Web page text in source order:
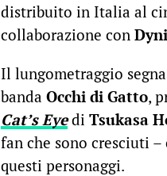
distribuito in Italia al
collaborazione con
Il lungometraggio
banda Occhi di Gatto,
Cat’s Eye di Tsukasa
fan che sono cresciuti
questi personaggi.